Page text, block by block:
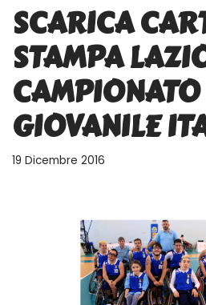
SCARICA
STAMPA
CAMPIONATO
GIOVANILE
19 Dicembre 2016